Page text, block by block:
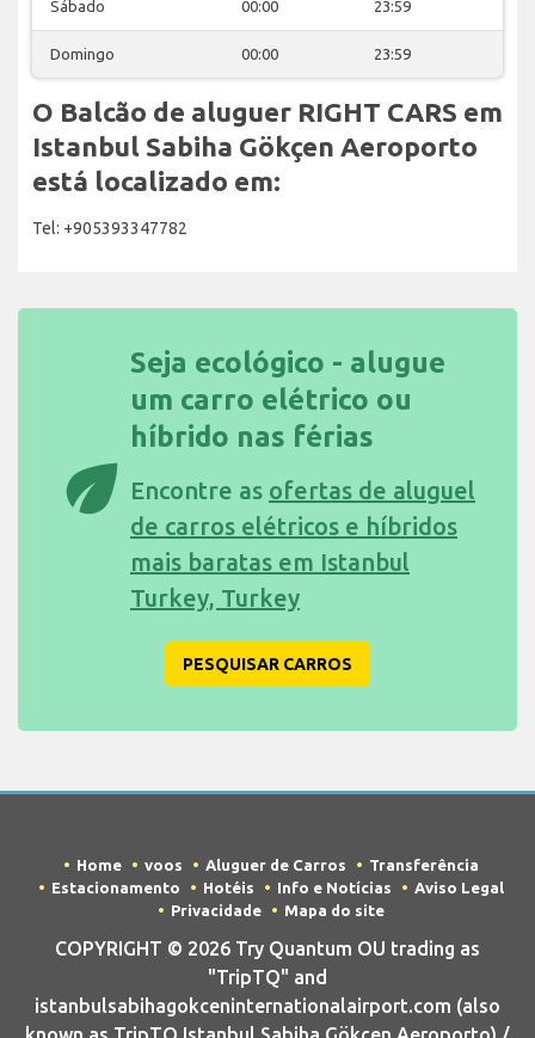
Sábado 00:00 23:59
Domingo 00:00 23:59
O Balcão de aluguer RIGHT CARS em
Istanbul Sabiha Gökçen Aeroporto
está localizado em:
Tel: +905393347782
eco
Seja ecológico - alugue
um carro elétrico ou
híbrido nas férias
Encontre as ofertas de aluguel
de carros elétricos e híbridos
mais baratas em Istanbul
Turkey, Turkey
PESQUISAR CARROS
Home voos Aluguer de Carros
Transferência
Estacionamento
Hotéis Info e Notícias
Aviso Legal
Privacidade
Mapa do site
COPYRIGHT © 2026 Try Quantum OU trading as
"TripTQ" and
istanbulsabihagokceninternationalairport.com (also